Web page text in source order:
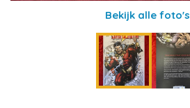
Bekijk alle foto's